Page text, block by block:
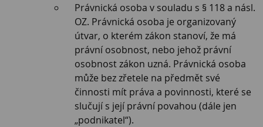
Právnická osoba v souladu s § 118 a násl.
OZ. Právnická osoba je organizovaný
útvar, o kterém zákon stanoví, že má
právní osobnost, nebo jehož právní
osobnost zákon uzná. Právnická osoba
může bez zřetele na předmět své
činnosti mít práva a povinnosti, které se
slučují s její právní povahou (dále jen
„podnikatel“).